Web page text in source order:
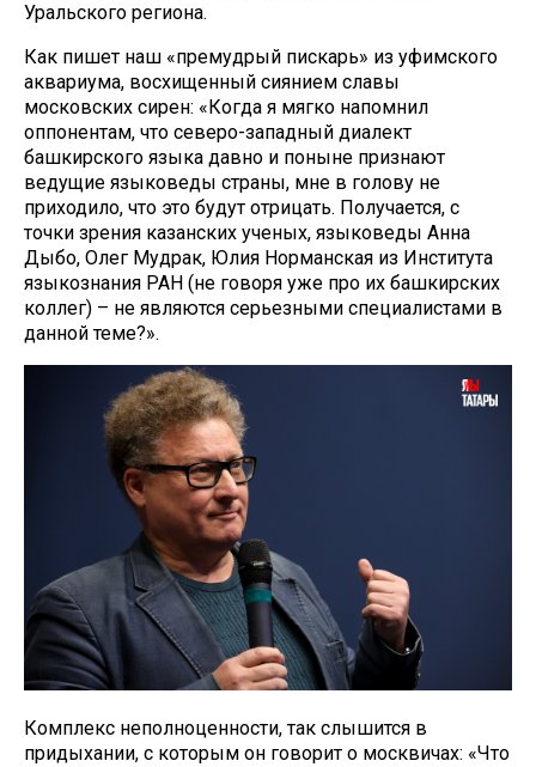
Уральского региона.
Как пишет наш «премудрый пискарь» из уфимского
аквариума, восхищенный сиянием славы
московских сирен: «Когда я мягко напомнил
оппонентам, что северо-западный диалект
башкирского языка давно и поныне признают
ведущие языковеды страны, мне в голову не
приходило, что это будут отрицать. Получается, с
точки зрения казанских ученых, языковеды Анна
Дыбо, Олег Мудрак, Юлия Норманская из Института
языкознания РАН (не говоря уже про их башкирских
коллег) – не являются серьезными специалистами в
данной теме?».
Комплекс неполноценности, так слышится в
придыхании, с которым он говорит о москвичах: «Что